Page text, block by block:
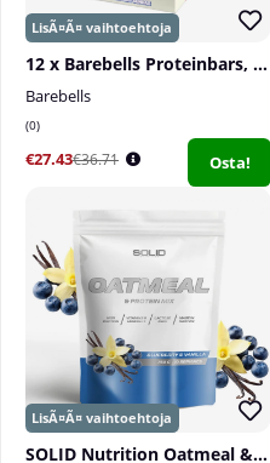
12 x Barebells Proteinbars, 55 g
Barebells
0
€27.43€36.71 Osta!
SOLID Nutrition Oatmeal & Protein Mix, 750 g